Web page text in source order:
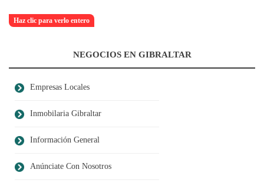
Haz clic para verlo entero
NEGOCIOS EN GIBRALTAR
Empresas Locales
Inmobilaria Gibraltar
Información General
Anúnciate Con Nosotros